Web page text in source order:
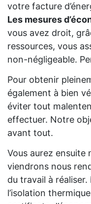
votre facture
Les mesures
vous avez droit,
ressources, vous
non-négligeable.
Pour obtenir
également à bien
éviter tout
effectuer. Notre
avant tout.
Vous aurez ensuite
viendrons nous
du travail à réaliser.
l’isolation